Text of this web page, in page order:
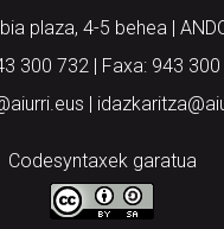
plaza, 4-5 behea |
300 732 | Faxa: 943 300
|
Codesyntaxek garatua